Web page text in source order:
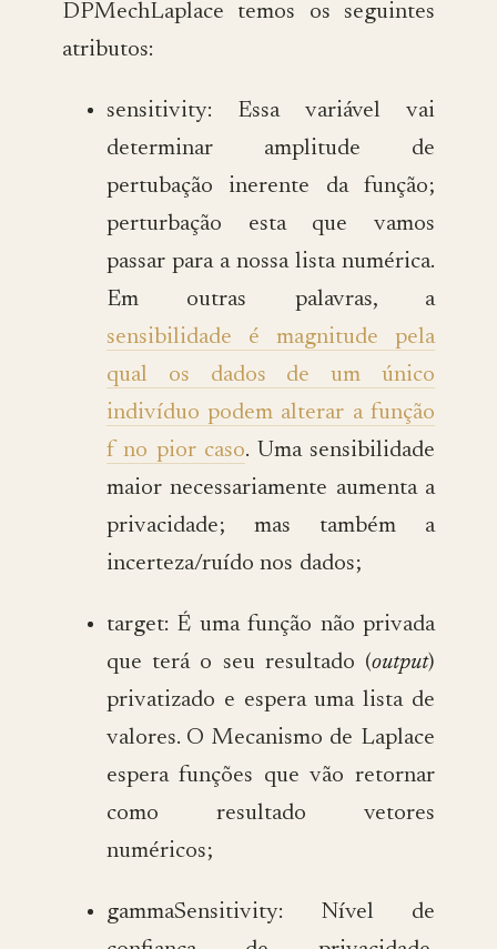
DPMechLaplace temos os seguintes
atributos:
sensitivity: Essa variável vai
determinar amplitude de
pertubação inerente da função;
perturbação esta que vamos
passar para a nossa lista numérica.
Em outras palavras, a
sensibilidade é magnitude pela
qual os dados de um único
indivíduo podem alterar a função
f no pior caso. Uma sensibilidade
maior necessariamente aumenta a
privacidade; mas também a
incerteza/ruído nos dados;
target: É uma função não privada
que terá o seu resultado (output)
privatizado e espera uma lista de
valores. O Mecanismo de Laplace
espera funções que vão retornar
como resultado vetores
numéricos;
gammaSensitivity: Nível de